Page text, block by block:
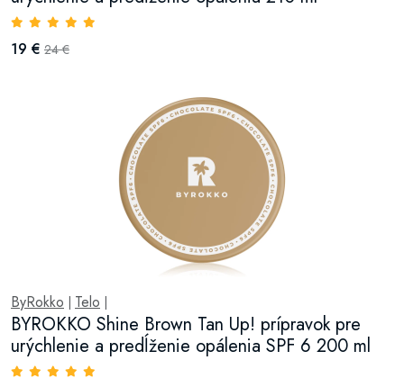
19 € 24 €
ByRokko Telo
BYROKKO Shine Brown Tan Up! prípravok pre
urýchlenie a predĺženie opálenia SPF 6 200 ml